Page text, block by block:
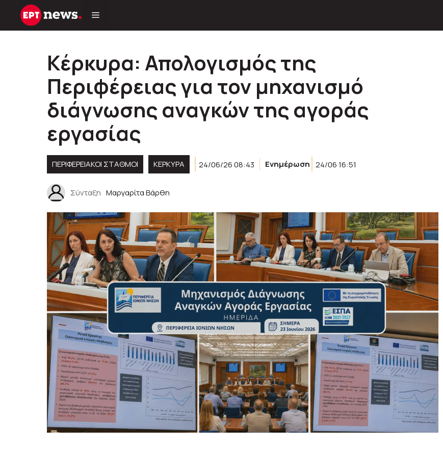
Μετάβαση
Κέρκυρα: Απολογισμός της
Περιφέρειας για τον μηχανισμό
διάγνωσης αναγκών της αγοράς
εργασίας
ΠΕΡΙΦΕΡΕΙΑΚΟΊ ΣΤΑΘΜΟΊ ΚΕΡΚΥΡΑ 24/06/26 08:43 Ενημέρωση 24/06 16:51
Σύνταξη Μαργαρίτα Βάρθη